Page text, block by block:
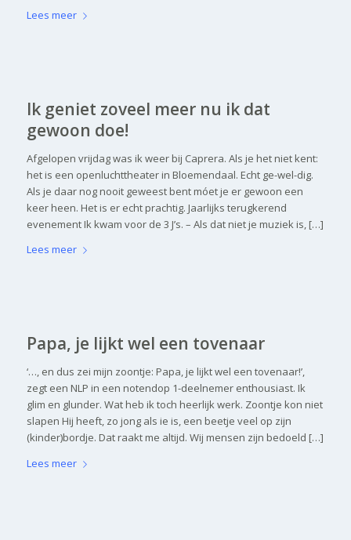
Lees meer
Ik geniet zoveel meer nu ik dat
gewoon doe!
Afgelopen vrijdag was ik weer bij Caprera. Als je het niet kent:
het is een openluchttheater in Bloemendaal. Echt ge-wel-dig.
Als je daar nog nooit geweest bent móet je er gewoon een
keer heen. Het is er echt prachtig. Jaarlijks terugkerend
evenement Ik kwam voor de 3 J’s. – Als dat niet je muziek is, […]
Lees meer
Papa, je lijkt wel een tovenaar
‘…, en dus zei mijn zoontje: Papa, je lijkt wel een tovenaar!’,
zegt een NLP in een notendop 1-deelnemer enthousiast. Ik
glim en glunder. Wat heb ik toch heerlijk werk. Zoontje kon niet
slapen Hij heeft, zo jong als ie is, een beetje veel op zijn
(kinder)bordje. Dat raakt me altijd. Wij mensen zijn bedoeld […]
Lees meer